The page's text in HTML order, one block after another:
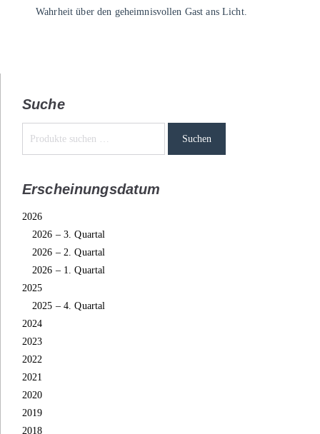
Wahrheit über den geheimnisvollen Gast ans Licht.
Suche
Suchen
Erscheinungsdatum
2026
2026 – 3. Quartal
2026 – 2. Quartal
2026 – 1. Quartal
2025
2025 – 4. Quartal
2024
2023
2022
2021
2020
2019
2018